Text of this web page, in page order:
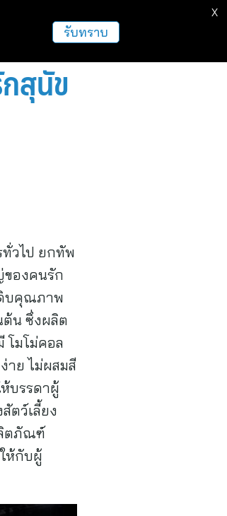
ฝากข่าวประชาสัมพันธ์
สุนัข
วไป ยกทัพ
ของคนรัก
บคุณภาพ
ต้น ซึ่งผลิต
โมโม่คอล
าย ไม่ผสมสี
บรรดาผู้
ตว์เลี้ยง
ตภัณฑ์
ห้กับผู้
รับทราบ
X